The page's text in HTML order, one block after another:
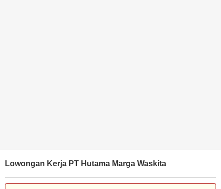
Lowongan Kerja PT Hutama Marga Waskita